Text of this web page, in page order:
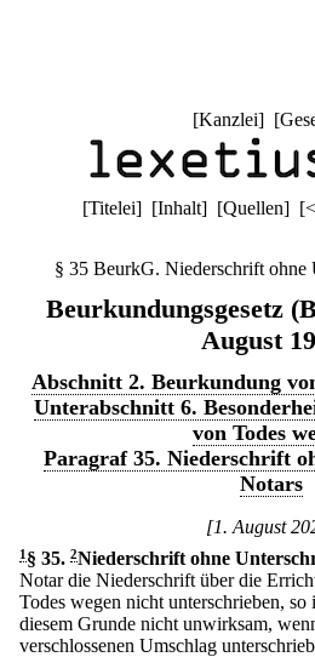
[Kanzlei] [
[Titelei] [Inhalt] [Quellen] [<
§ 35 BeurkG. Niederschrift ohne
Beurkundungsgesetz
August
Abschnitt 2. Beurkundung
Unterabschnitt 6.
von Todes
Paragraf 35. Niederschrift
Notars
[1. August
1 § 35. 2Niederschrift ohne
Notar die Niederschrift über die
Todes wegen nicht unterschrieben,
diesem Grunde nicht unwirksam,
verschlossenen Umschlag